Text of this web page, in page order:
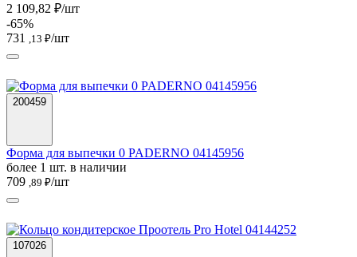
2 109,82 ₽/шт
-65%
731
,13 ₽/шт
200459
Форма для выпечки 0 PADERNO 04145956
более 1 шт. в наличии
709 ,89 ₽/шт
107026